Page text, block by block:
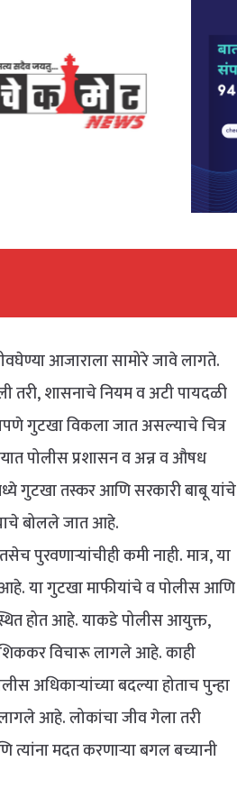
आजाराला सामोरे जावे लागते.
तरी, शासनाचे नियम व अटी पायदळी
गुटखा विकला जात असल्याचे चित्र
पोलीस प्रशासन व अन्न व औषध
गुटखा तस्कर आणि सरकारी बाबू यांचे
बोलले जात आहे.
पुरवणाऱ्यांचीही कमी नाही. मात्र, या
आहे. या गुटखा माफीयांचे व पोलीस आणि
होत आहे. याकडे पोलीस आयुक्त,
विचारू लागले आहे. काही
अधिकाऱ्यांच्या बदल्या होताच पुन्हा
आहे. लोकांचा जीव गेला तरी
मदत करणाऱ्या बगल बच्यानी